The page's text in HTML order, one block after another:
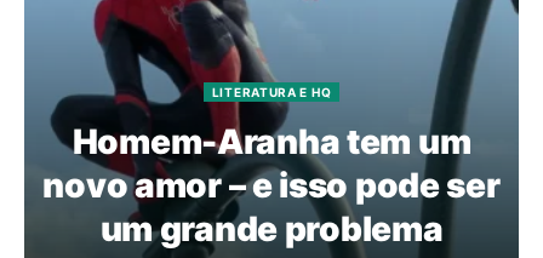
LITERATURA E HQ
Homem-Aranha tem um
novo amor – e isso pode ser
um grande problema